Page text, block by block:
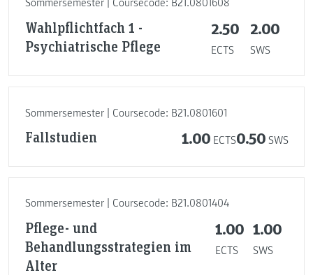
Sommersemester | Coursecode: B21.0801608
Wahlpflichtfach 1 -
Psychiatrische Pflege
2.50
ECTS
2.00
SWS
Sommersemester | Coursecode: B21.0801601
Fallstudien 1.00 ECTS0.50 SWS
Sommersemester | Coursecode: B21.0801404
Pflege- und
Behandlungsstrategien im
Alter
1.00
ECTS
1.00
SWS